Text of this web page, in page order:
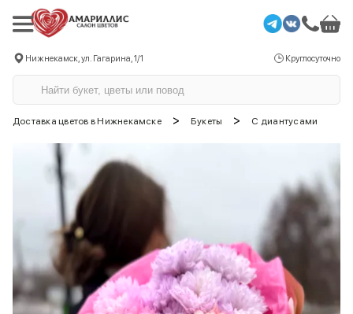
Нижнекамск, ул. Гагарина, 1/1 Круглосуточно
Доставка цветов в Нижнекамске > Букеты > С диантусами